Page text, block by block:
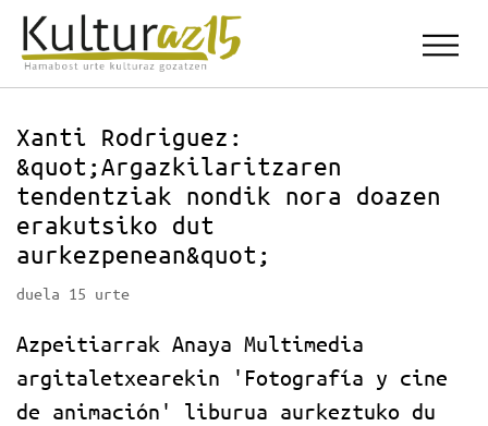
Xanti Rodriguez:
&quot;Argazkilaritzaren
tendentziak nondik nora doazen
erakutsiko dut
aurkezpenean&quot;
duela 15 urte
Azpeitiarrak Anaya Multimedia
argitaletxearekin 'Fotografía y cine
de animación' liburua aurkeztuko du